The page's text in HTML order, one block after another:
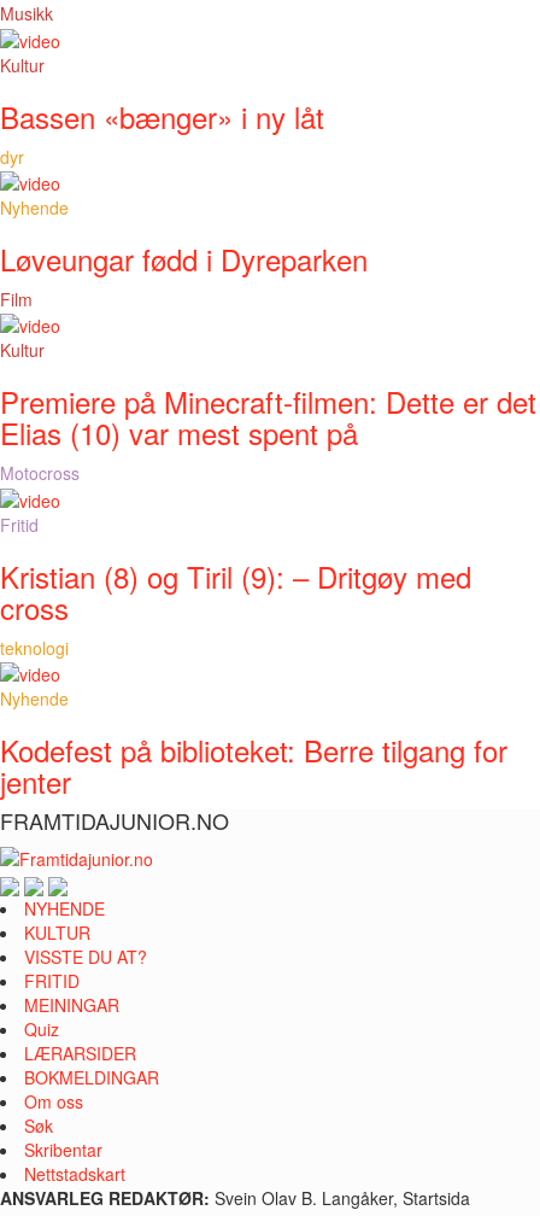
Musikk
Kultur
Bassen «bænger» i ny låt
dyr
Nyhende
Løveungar fødd i Dyreparken
Film
Kultur
Premiere på Minecraft-filmen: Dette er det
Elias (10) var mest spent på
Motocross
Fritid
Kristian (8) og Tiril (9): – Dritgøy med
cross
teknologi
Nyhende
Kodefest på biblioteket: Berre tilgang for
jenter
FRAMTIDAJUNIOR.NO
NYHENDE
KULTUR
VISSTE DU AT?
FRITID
MEININGAR
Quiz
LÆRARSIDER
BOKMELDINGAR
Om oss
Søk
Skribentar
Nettstadskart
ANSVARLEG REDAKTØR: Svein Olav B. Langåker, Startsida